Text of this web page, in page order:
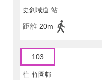
史釗域道 站
距離 20m
103
往 竹園邨